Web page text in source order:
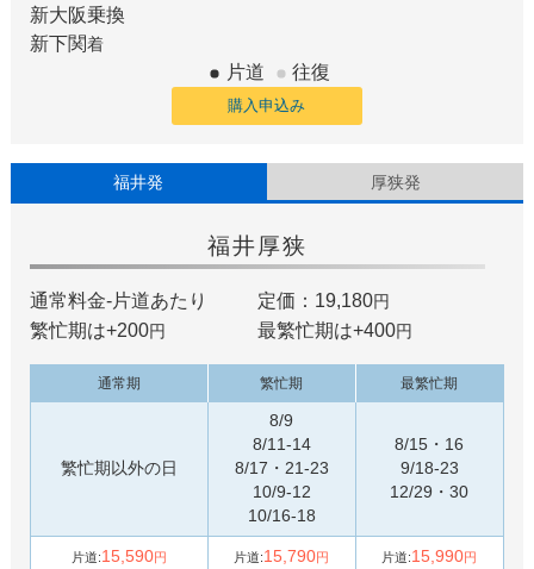
新大阪乗換
新下関着
片道 往復
購入申込み
福井発 厚狭発
福井厚狭
通常料金-片道あたり 定価：19,180円
繁忙期は+200円 最繁忙期は+400円
通常期 繁忙期 最繁忙期
繁忙期以外の日
8/9
8/11-14
8/17・21-23
10/9-12
10/16-18
8/15・16
9/18-23
12/29・30
片道:15,590円 片道:15,790円 片道:15,990円